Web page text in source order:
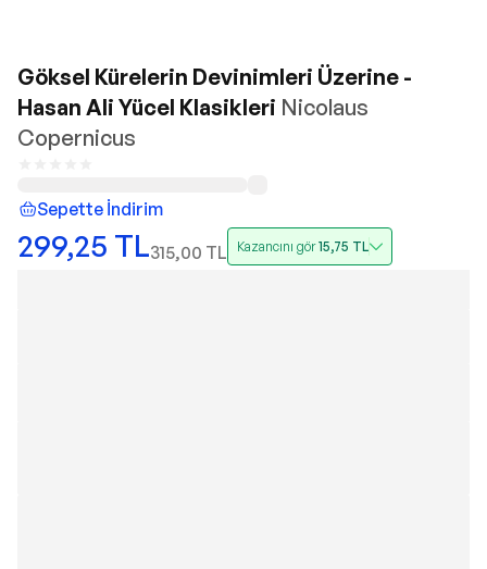
Göksel Kürelerin Devinimleri Üzerine -
Hasan Ali Yücel Klasikleri Nicolaus
Copernicus
Sepette İndirim
299,25 TL315,00 TL Kazancını gör15,75 TL